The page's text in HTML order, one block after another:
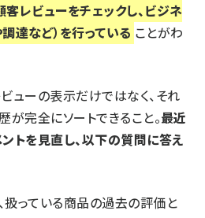
レビューをチェックし、ビジネ
達など）を行っている ことがわ
ューの表示だけではなく、それ
が完全にソートできること。最近
トを見直し、以下の質問に答え
扱っている商品の過去の評価と